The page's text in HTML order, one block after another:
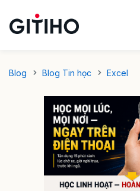
Blog Blog Tin học Excel